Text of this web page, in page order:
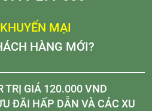
MẠI
HÀNG MỚI?
TRỊ GIÁ 120.000 VND
ĐÃI HẤP DẪN VÀ CÁC XU